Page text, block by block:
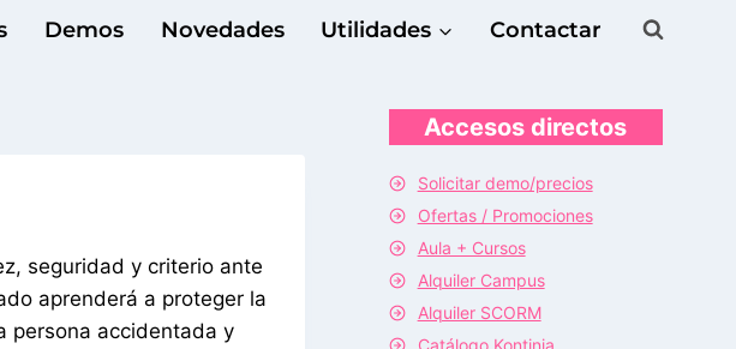
Demos Novedades Utilidades Contactar
seguridad y criterio ante
aprenderá a proteger la
persona accidentada y
Accesos directos
Solicitar demo/precios
Ofertas / Promociones
Aula + Cursos
Alquiler Campus
Alquiler SCORM
Catálogo Kontinia